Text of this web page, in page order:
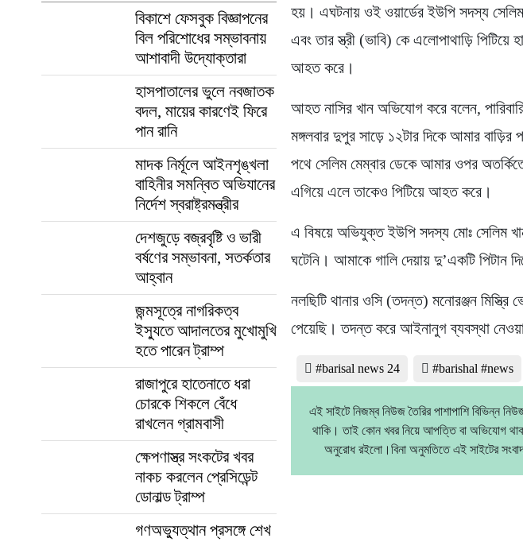
বিকাশে ফেসবুক বিজ্ঞাপনের
বিল পরিশোধের সম্ভাবনায়
আশাবাদী উদ্যোক্তারা
হাসপাতালের ভুলে নবজাতক
বদল, মায়ের কারণেই ফিরে
পান রানি
মাদক নির্মূলে আইনশৃঙ্খলা
বাহিনীর সমন্বিত অভিযানের
নির্দেশ স্বরাষ্ট্রমন্ত্রীর
দেশজুড়ে বজ্রবৃষ্টি ও ভারী
বর্ষণের সম্ভাবনা, সতর্কতার
আহ্বান
জন্মসূত্রে নাগরিকত্ব
ইস্যুতে আদালতের মুখোমুখি
হতে পারেন ট্রাম্প
রাজাপুরে হাতেনাতে ধরা
চোরকে শিকলে বেঁধে
রাখলেন গ্রামবাসী
ক্ষেপণাস্ত্র সংকটের খবর
নাকচ করলেন প্রেসিডেন্ট
ডোনাল্ড ট্রাম্প
গণঅভ্যুত্থান প্রসঙ্গে শেখ
হয়। এঘটনায় ওই ওয়ার্ডের ইউপি সদস্য সেলিম
এবং তার স্ত্রী (ভাবি) কে এলোপাথাড়ি পিটিয়ে
আহত করে।
আহত নাসির খান অভিযোগ করে বলেন,
মঙ্গলবার দুপুর সাড়ে ১২টার দিকে আমার বাড়ির
পথে সেলিম মেম্বার ডেকে আমার ওপর
এগিয়ে এলে তাকেও পিটিয়ে আহত করে।
এ বিষয়ে অভিযুক্ত ইউপি সদস্য মোঃ সেলিম
ঘটেনি। আমাকে গালি দেয়ায় দু’একটি পিটান
নলছিটি থানার ওসি (তদন্ত) মনোরঞ্জন
পেয়েছি। তদন্ত করে আইনানুগ ব্যবস্থা
#barisal news 24 #barishal #news
এই সাইটে নিজম্ব নিউজ তৈরির পাশাপাশি বিভিন্ন
থাকি। তাই কোন খবর নিয়ে আপত্তি বা অভিযোগ
অনুরোধ রইলো।বিনা অনুমতিতে এই সাইটের